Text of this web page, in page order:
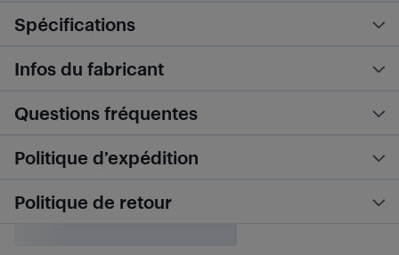
Spécifications
Infos du fabricant
Questions fréquentes
Politique d’expédition
Politique de retour